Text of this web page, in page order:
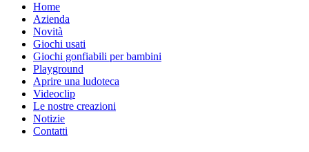
Home
Azienda
Novità
Giochi usati
Giochi gonfiabili per bambini
Playground
Aprire una ludoteca
Videoclip
Le nostre creazioni
Notizie
Contatti